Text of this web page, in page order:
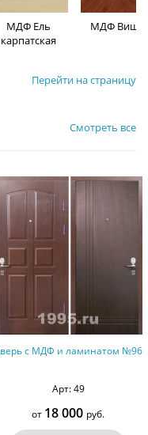
МДФ Ель
карпатская
МДФ
Перейти на страницу
Смотреть все
Дверь с МДФ и
от70 000